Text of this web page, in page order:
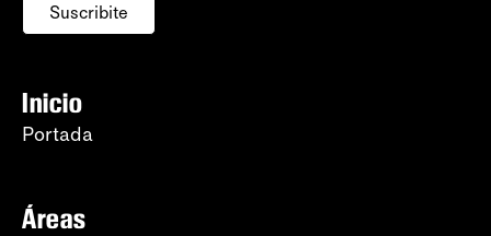
Suscribite
Inicio
Portada
Áreas